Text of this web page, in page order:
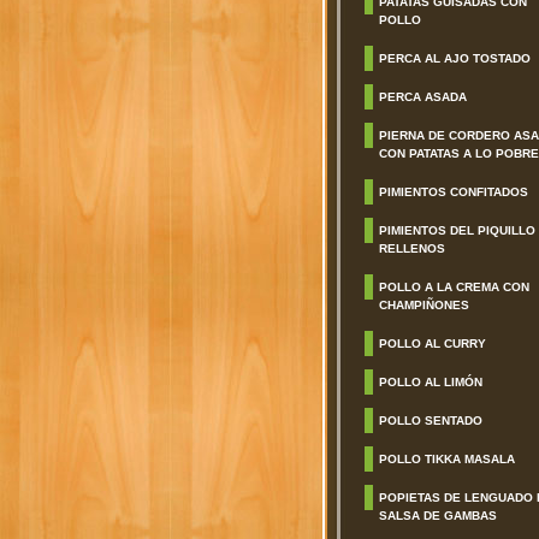
POLLO
PERCA AL AJO TOSTADO
PERCA ASADA
PIERNA DE CORDERO
CON PATATAS A LO POBRE
PIMIENTOS CONFITADOS
PIMIENTOS DEL PIQUILLO
RELLENOS
POLLO A LA CREMA CON
CHAMPIÑONES
POLLO AL CURRY
POLLO AL LIMÓN
POLLO SENTADO
POLLO TIKKA MASALA
POPIETAS DE LENGUADO
SALSA DE GAMBAS